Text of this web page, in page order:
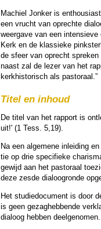
Machiel Jonker is
een vrucht van oprechte
weergave van een
Kerk en de klassieke
de sfeer van oprecht
naast zal de lezer van het
kerk­his­to­ri­sch als pas­to­raal.”
Titel en inhoud
De titel van het rapport is
uit!' (1 Tess. 5,19).
Na een algemene inlei­ding
tie op drie spe­ci­fie­ke
gewijd aan het pas­to­raal
deze zesde dialoo­gronde
Het studie­do­cu­ment is door
is geen gezag­heb­bende
dialoog hebben deel­ge­no­men.